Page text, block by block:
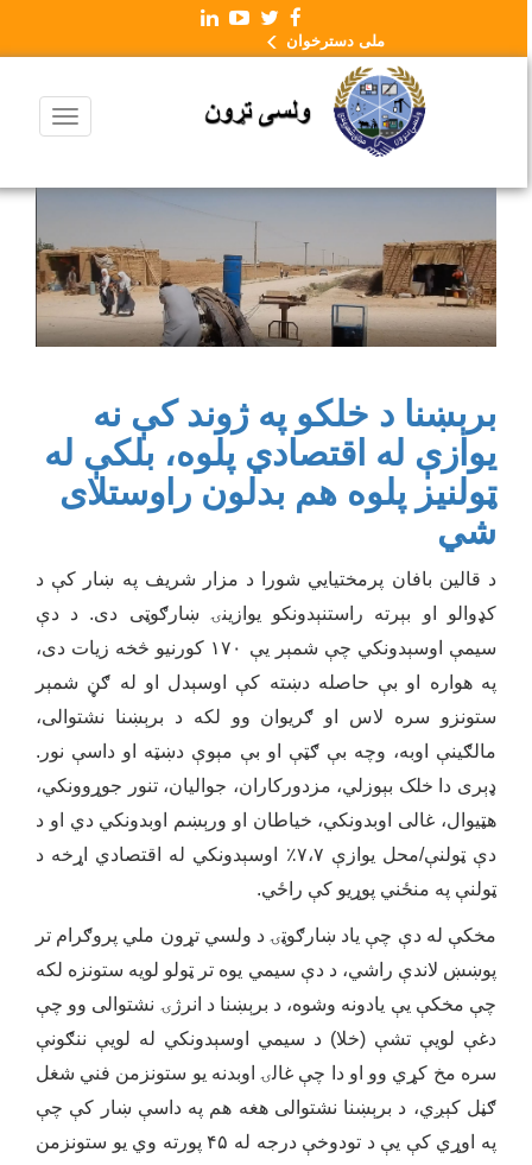
ملی دسترخوان
برېښنا د خلکو په ژوند کې نه
یوازې له اقتصادي پلوه، بلکې له
ټولنیز پلوه هم بدلون راوستلای
شي
د قالین بافان پرمختیایي شورا د مزار شریف په ښار کې د
کډوالو او بېرته راستنېدونکو یوازینۍ ښارګوټی دی. د دې
سیمې اوسېدونکي چې شمېر یې ۱۷۰ کورنیو څخه زیات دی،
په هواره او بې حاصله دښته کې اوسېدل او له ګڼ شمېر
ستونزو سره لاس او ګریوان وو لکه د برېښنا نشتوالی،
مالګینې اوبه، وچه ې ګټې او بې مېوې دښټه او داسې نور.
ډېری دا خلک بېوزلي، مزدورکاران، جوالیان، تنور جوړوونکي،
هټیوال، غالی اوبدونکي، خیاطان او ورېښم اوبدونکي دي او د
دې ټولنې/محل یوازې ۷،۷٪ اوسېدونکي له اقتصادي اړخه د
ټولنې په منځني پوړیو کې راځي.
مخکې له دې چې یاد ښارګوټۍ د ولسي تړون ملي پروګرام تر
پوښښ لاندې راشي، د دې سیمي یوه تر ټولو لویه ستونزه لکه
چې مخکې یې یادونه وشوه، د برېښنا د انرژۍ نشتوالی وو چې
دغې لویې تشې (خلا) د سیمي اوسېدونکي له لویې ننګونې
سره مخ کړي وو او دا چې غالۍ اوبدنه یو ستونزمن فني شغل
ګڼل کېږي، د برېښنا نشتوالی هغه هم په داسې ښار کې چې
په اوړي کې یې د تودوخې درجه له ۴۵ پورته وي یو ستونزمن